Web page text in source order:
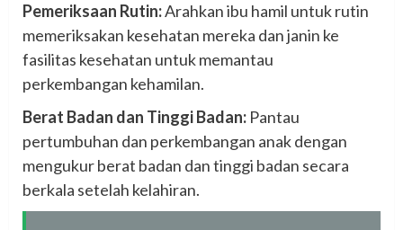
Pemeriksaan Rutin:Arahkan ibu hamil untuk rutin
memeriksakan kesehatan mereka dan janin ke
fasilitas kesehatan untuk memantau
perkembangan kehamilan.
Berat Badan dan Tinggi Badan: Pantau
pertumbuhan dan perkembangan anak dengan
mengukur berat badan dan tinggi badan secara
berkala setelah kelahiran.